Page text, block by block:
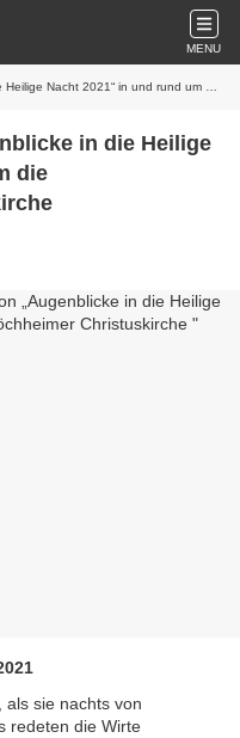
MENU
in und rund um die Veitshöchheimer Christuskirche
in die Heilige
die
als sie nachts von
redeten die Wirte